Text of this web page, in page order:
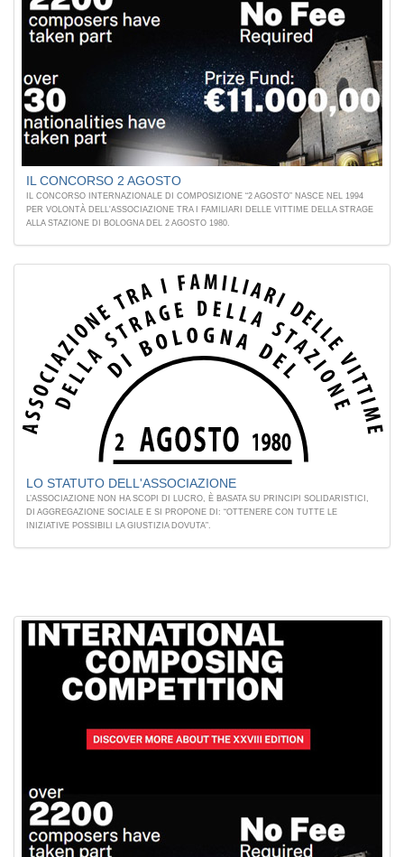
IL CONCORSO 2 AGOSTO
IL CONCORSO INTERNAZIONALE DI COMPOSIZIONE “2 AGOSTO” NASCE NEL 1994
PER VOLONTÀ DELL'ASSOCIAZIONE TRA I FAMILIARI DELLE VITTIME DELLA STRAGE
ALLA STAZIONE DI BOLOGNA DEL 2 AGOSTO 1980.
LO STATUTO DELL'ASSOCIAZIONE
L’ASSOCIAZIONE NON HA SCOPI DI LUCRO, È BASATA SU PRINCIPI SOLIDARISTICI,
DI AGGREGAZIONE SOCIALE E SI PROPONE DI: “OTTENERE CON TUTTE LE
INIZIATIVE POSSIBILI LA GIUSTIZIA DOVUTA”.